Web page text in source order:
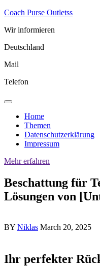
Skip
content
Coach Purse Outletss
Wir informieren
Deutschland
Mail
Telefon
Home
Themen
Datenschutzerklärung
Impressum
Mehr erfahren
Beschattung für
Lösungen von
BY Niklas March 20, 2025
Ihr perfekter